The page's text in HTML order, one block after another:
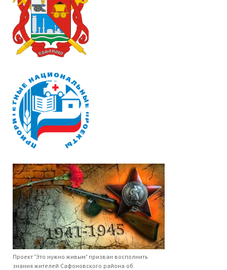
Проект "Это нужно живым" призван восполнить
знания жителей Сафоновского района об